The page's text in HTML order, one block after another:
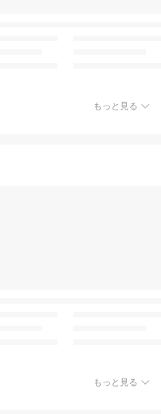
もっと見る
もっと見る